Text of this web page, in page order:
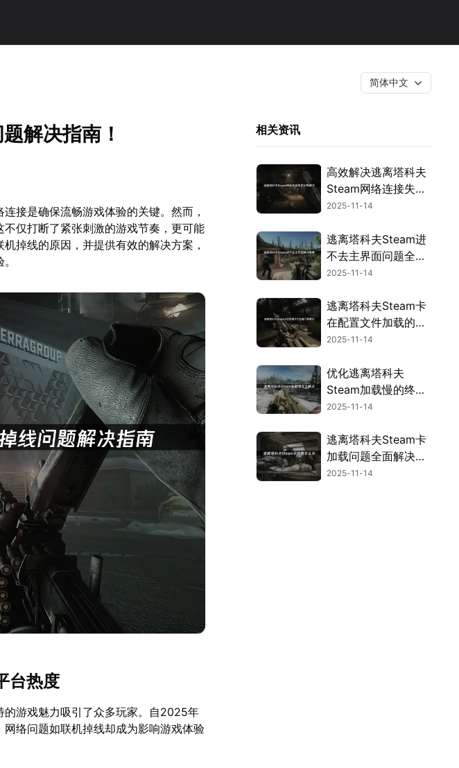
简体中文
解决指南！
接是确保流畅游戏体验的关键。然而，
仅打断了紧张刺激的游戏节奏，更可能
掉线的原因，并提供有效的解决方案，
台热度
的游戏魅力吸引了众多玩家。自2025年
络问题如联机掉线却成为影响游戏体验
相关资讯
高效解决逃离塔科夫
Steam网络连接失败
问题指南！
2025-11-14
逃离塔科夫Steam进
不去主界面问题全面
修复指南！
2025-11-14
逃离塔科夫Steam卡
在配置文件加载的原
因与解决方法详解！
2025-11-14
优化逃离塔科夫
Steam加载慢的终极
指南！
2025-11-14
逃离塔科夫Steam卡
加载问题全面解决指
南！
2025-11-14